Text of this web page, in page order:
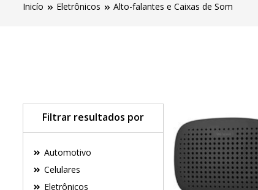
Inicío Eletrônicos Alto-falantes e Caixas de Som
Filtrar resultados por
Automotivo
Celulares
Eletrônicos